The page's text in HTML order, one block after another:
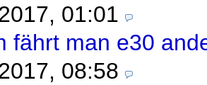
01:01
fährt man e30
08:58